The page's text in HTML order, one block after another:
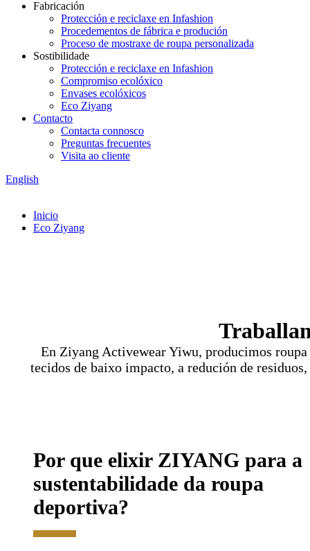
Fabricación
Protección e reciclaxe en Infashion
Procedementos de fábrica e produción
Proceso de mostraxe de roupa personalizada
Sostibilidade
Protección e reciclaxe en Infashion
Compromiso ecolóxico
Envases ecolóxicos
Eco Ziyang
Contacto
Contacta connosco
Preguntas frecuentes
Visita ao cliente
English
Inicio
Eco Ziyang
En Ziyang Activewear Yiwu, producimos
tecidos de baixo impacto, a redución de
Por que elixir ZIYANG para a
sustentabilidade da roupa
deportiva?